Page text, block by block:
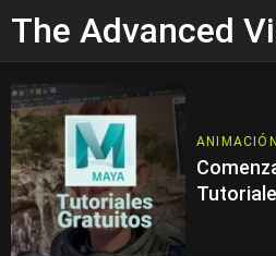
The Advanced
ANIMACIÓN